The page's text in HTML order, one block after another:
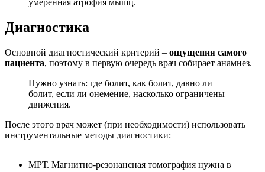
умеренная атрофия мышц.
Диагностика
Основной диагностический критерий – ощущения самого
пациента, поэтому в первую очередь врач собирает анамнез.
Нужно узнать: где болит, как болит, давно ли
болит, если ли онемение, насколько ограничены
движения.
После этого врач может (при необходимости) использовать
инструментальные методы диагностики:
МРТ. Магнитно-резонансная томография нужна в